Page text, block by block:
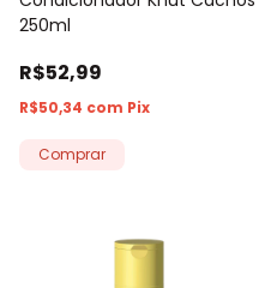
250ml
R$52,99
R$50,34 com Pix